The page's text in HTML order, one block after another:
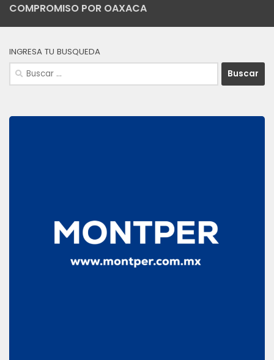
COMPROMISO POR OAXACA
INGRESA TU BUSQUEDA
Buscar: